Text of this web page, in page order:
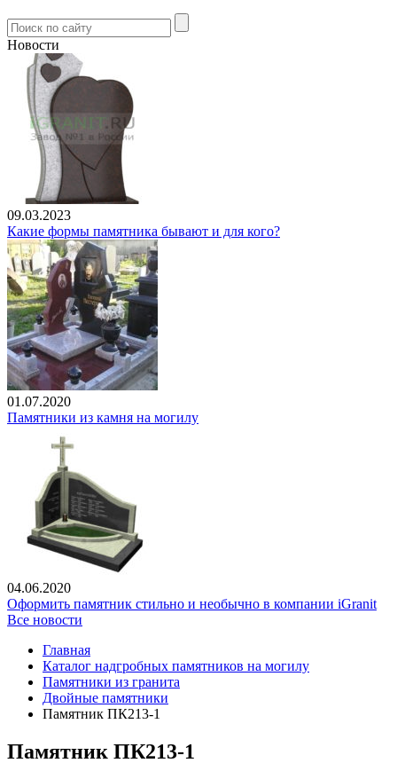
Новости
09.03.2023
Какие формы памятника бывают и для кого?
01.07.2020
Памятники из камня на могилу
04.06.2020
Оформить памятник стильно и необычно в компании iGranit
Все новости
Главная
Каталог надгробных памятников на могилу
Памятники из гранита
Двойные памятники
Памятник ПК213-1
Памятник ПК213-1